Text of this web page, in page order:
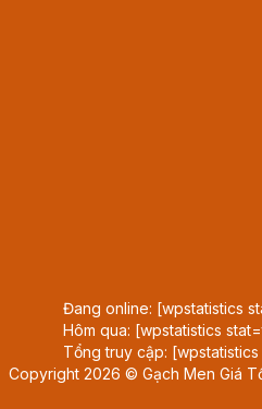
Đang online: [wpstatistics
Hôm qua: [wpstatistics
Tổng truy cập:
Copyright 2026 © Gạch Men Giá